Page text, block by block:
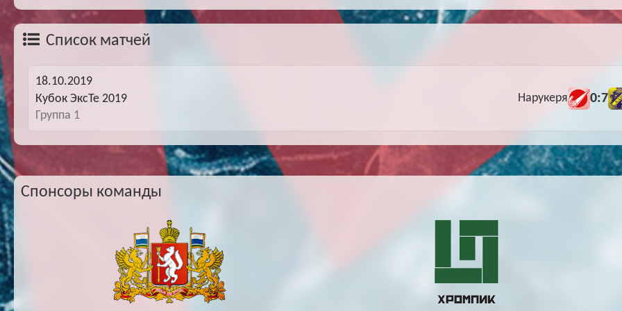
Список матчей
18.10.2019
Кубок ЭксТе 2019
Группа 1
Нарукеря 0:7
Спонсоры команды